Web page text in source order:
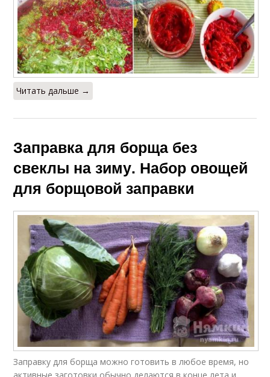
Читать дальше →
Заправка для борща без
свеклы на зиму. Набор овощей
для борщовой заправки
Заправку для борща можно готовить в любое время, но